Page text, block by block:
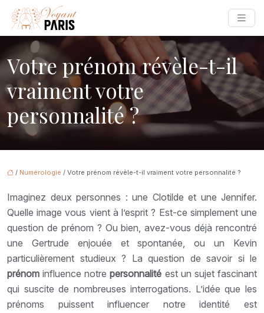
Votre prénom révèle-t-il
vraiment votre
personnalité ?
/ Numérologie / Votre prénom révèle-t-il vraiment votre personnalité ?
Imaginez deux personnes : une Clotilde et une Jennifer.
Quelle image vous vient à l’esprit ? Est-ce simplement une
question de prénom ? Ou bien, avez-vous déjà rencontré
une Gertrude enjouée et spontanée, ou un Kevin
particulièrement studieux ? La question de savoir si le
prénominfluence notrepersonnalité est un sujet fascinant
qui suscite de nombreuses interrogations. L’idée que les
prénoms puissent influencer notre identité est